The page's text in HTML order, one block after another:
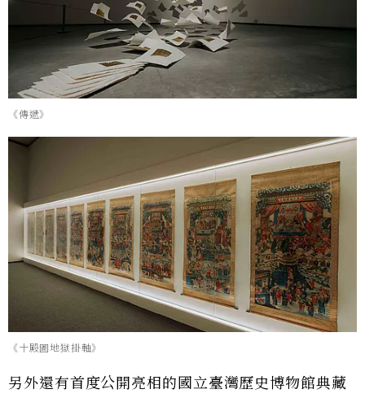
《傳遞》
《十殿圖地獄掛軸》
另外還有首度公開亮相的國立臺灣歷史博物館典藏